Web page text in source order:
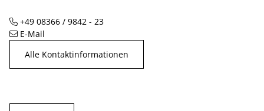
Telefon
+49 08366 / 9842 - 23
E-Mail
Alle Kontaktinformationen